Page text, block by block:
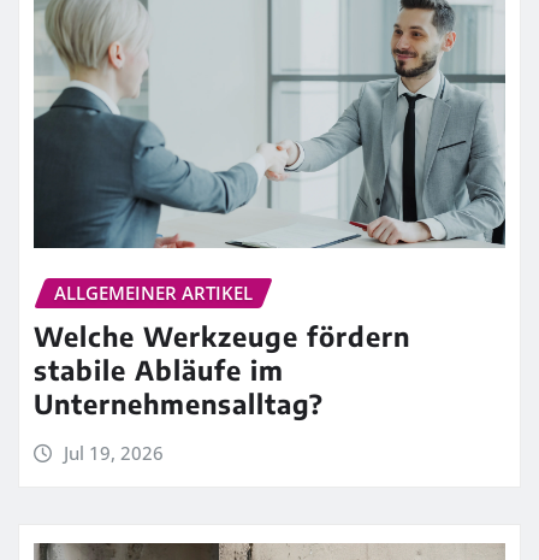
ALLGEMEINER ARTIKEL
Welche Werkzeuge fördern
stabile Abläufe im
Unternehmensalltag?
Jul 19, 2026